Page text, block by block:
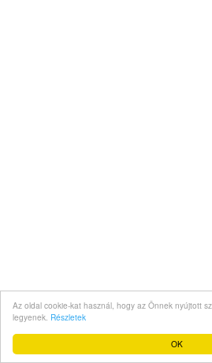
OK
Az oldal cookie-kat használ, hogy az Önnek nyújtott
legyenek. Részletek